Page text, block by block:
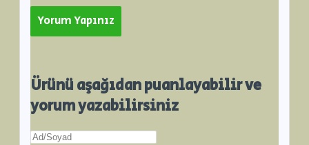
Yorum Yapınız
Ürünü aşağıdan puanlayabilir ve
yorum yazabilirsiniz